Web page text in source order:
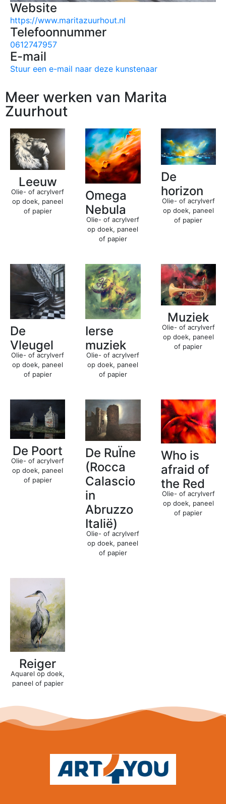
Website
https://www.maritazuurhout.nl
Telefoonnummer
0612747957
E-mail
Stuur een e-mail naar deze kunstenaar
Meer werken van Marita
Zuurhout
Leeuw
Olie- of acrylverf
op doek, paneel
of papier
Omega
Nebula
Olie- of acrylverf
op doek, paneel
of papier
De
horizon
Olie- of acrylverf
op doek, paneel
of papier
De
Vleugel
Olie- of acrylverf
op doek, paneel
of papier
Ierse
muziek
Olie- of acrylverf
op doek, paneel
of papier
Muziek
Olie- of acrylverf
op doek, paneel
of papier
De Poort
Olie- of acrylverf
op doek, paneel
of papier
De RuÏne
(Rocca
Calascio
in
Abruzzo
Italië)
Olie- of acrylverf
op doek, paneel
of papier
Who is
afraid of
the Red
Olie- of acrylverf
op doek, paneel
of papier
Reiger
Aquarel op doek,
paneel of papier